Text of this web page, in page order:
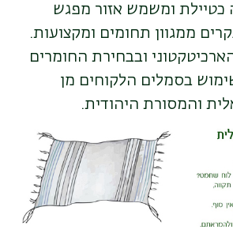
כטיילת ומשמש אזור מפגש
ממגוון תחומים ומקצועות.
ובבחירת החומרים
בסמלים הלקוחים מן
והמסורת היהודית.